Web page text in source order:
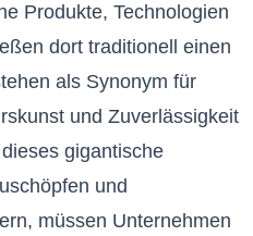
Produkte, Technologien
dort traditionell einen
als Synonym für
und Zuverlässigkeit
gigantische
und
müssen Unternehmen